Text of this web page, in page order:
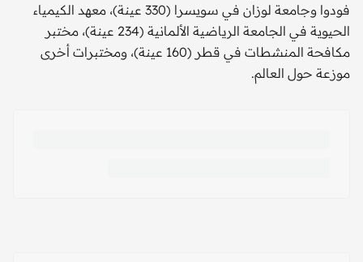
فودوا وجامعة لوزان في سويسرا (330 عينة)، معهد الكيمياء
الحيوية في الجامعة الرياضية الألمانية (234 عينة)، مختبر
مكافحة المنشطات في قطر (160 عينة)، ومختبرات أخرى
موزعة حول العالم.